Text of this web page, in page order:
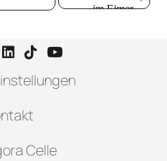
Celle
Seite von Hotel zur
Seite von Hotel
LinkedIn-Seite von
TikTok-Seite von
YouTube-Seite